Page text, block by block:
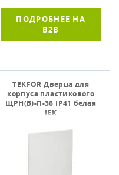
ПОДРОБНЕЕ НА
B2B
TEKFOR Дверца для
корпуса пластикового
ЩРН(В)-П-36 IP41 белая
IEK